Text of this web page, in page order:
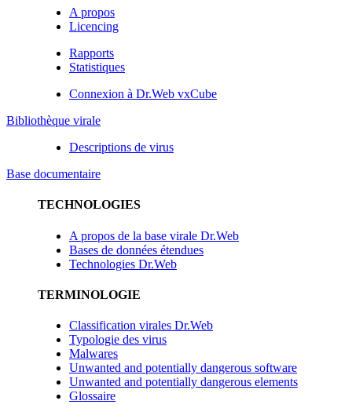
A propos
Licencing
Rapports
Statistiques
Connexion à Dr.Web vxCube
Bibliothèque virale
Descriptions de virus
Base documentaire
TECHNOLOGIES
A propos de la base virale Dr.Web
Bases de données étendues
Technologies Dr.Web
TERMINOLOGIE
Classification virales Dr.Web
Typologie des virus
Malwares
Unwanted and potentially dangerous software
Unwanted and potentially dangerous elements
Glossaire